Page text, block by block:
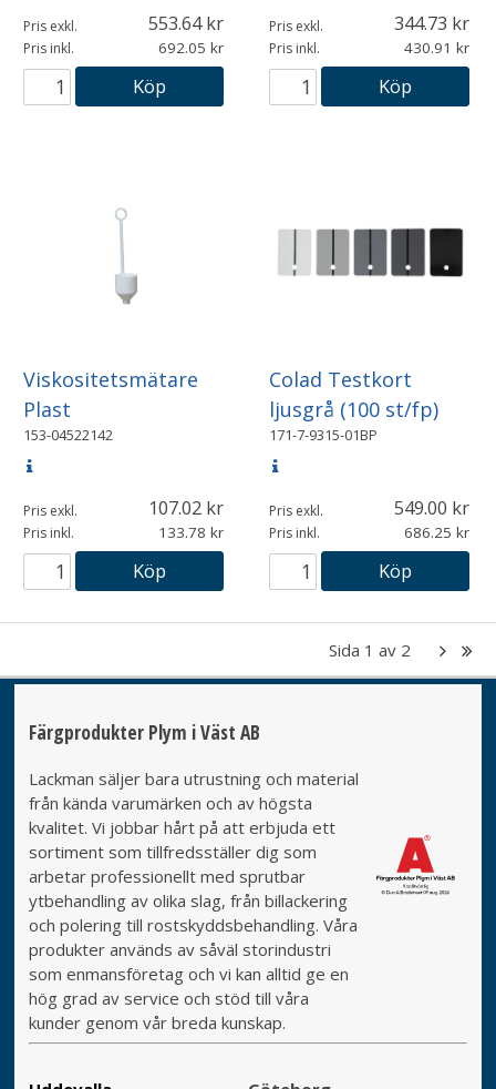
Pris exkl. 553.64
Pris inkl. 692.05
Köp
Pris exkl. 344.73
Pris inkl. 430.91
Köp
Viskositetsmätare
Plast
153-04522142
Pris exkl. 107.02
Pris inkl. 133.78
Köp
Colad Testkort
ljusgrå (100 st/fp)
171-7-9315-01BP
Pris exkl. 549.00
Pris inkl. 686.25
Köp
Sida 1 av 2
Färgprodukter Plym i Väst AB
Lackman säljer bara utrustning och material
från kända varumärken och av högsta
kvalitet. Vi jobbar hårt på att erbjuda ett
sortiment som tillfredsställer dig som
arbetar professionellt med sprutbar
ytbehandling av olika slag, från billackering
och polering till rostskyddsbehandling. Våra
produkter används av såväl storindustri
som enmansföretag och vi kan alltid ge en
hög grad av service och stöd till våra
kunder genom vår breda kunskap.